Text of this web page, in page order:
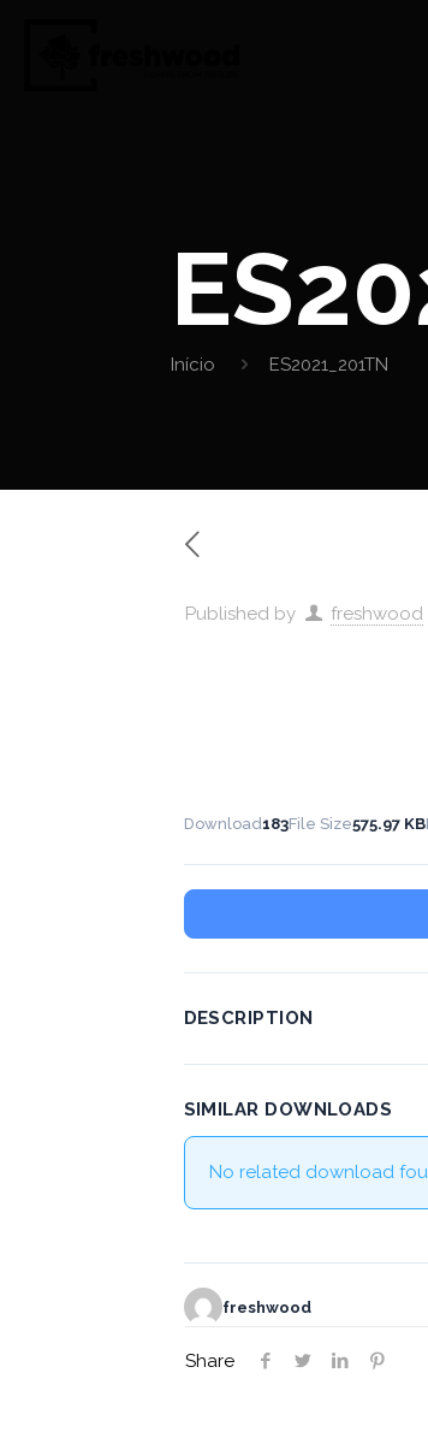
Início ES2021_201TN
Published by freshwood
Download183File Size575.97 KB
DESCRIPTION
SIMILAR DOWNLOADS
No related download
freshwood
Share